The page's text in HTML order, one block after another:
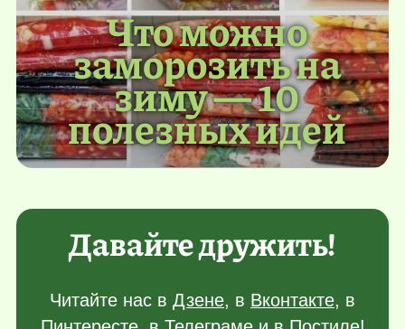
Что можно
заморозить на
зиму — 10
полезных идей
Давайте дружить!
Читайте нас в Дзене, в Вконтакте, в